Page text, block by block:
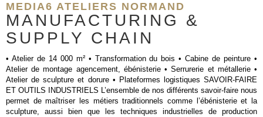
MEDIA6 ATELIERS NORMAND
MANUFACTURING &
SUPPLY CHAIN
• Atelier de 14 000 m² • Transformation du bois • Cabine de peinture •
Atelier de montage agencement, ébénisterie • Serrurerie et métallerie •
Atelier de sculpture et dorure • Plateformes logistiques SAVOIR-FAIRE
ET OUTILS INDUSTRIELS L’ensemble de nos différents savoir-faire nous
permet de maîtriser les métiers traditionnels comme l’ébénisterie et la
sculpture, aussi bien que les techniques industrielles de production